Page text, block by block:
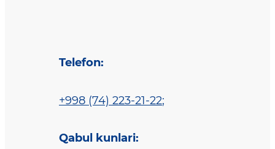
Telefon:
+998 (74) 223-21-22;
Qabul kunlari: